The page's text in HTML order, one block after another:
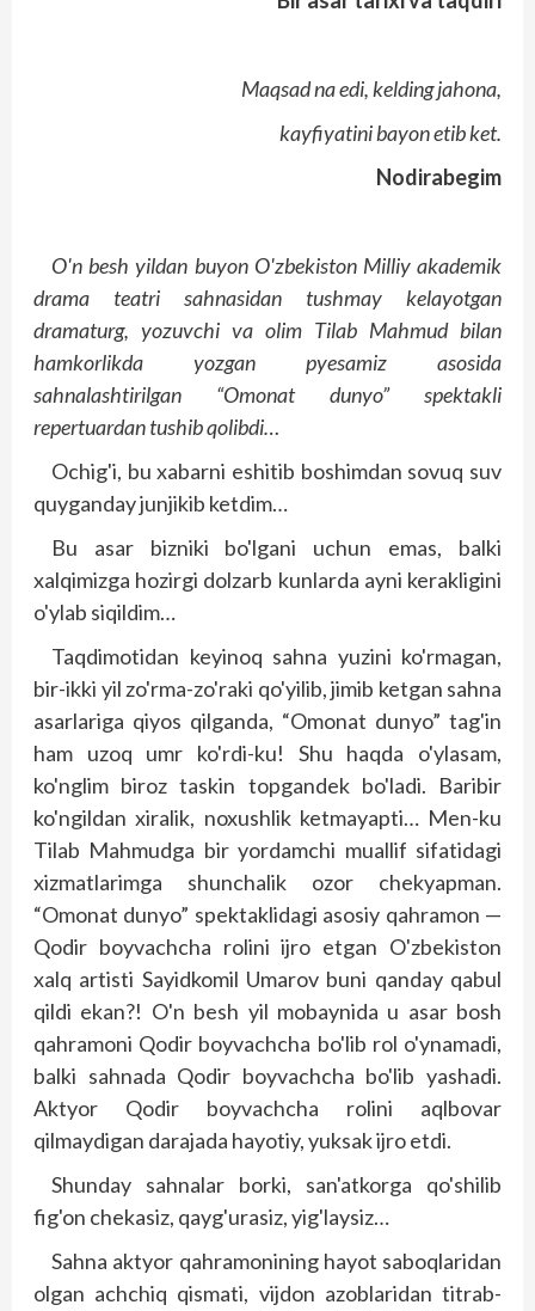
Maqsad na edi, kelding jahona,
kayfiyatini bayon etib ket.
Nodirabegim
O'n besh yildan buyon O'zbekiston Milliy akademik
drama teatri sahnasidan tushmay kelayotgan
dramaturg, yozuvchi va olim Tilab Mahmud bilan
hamkorlikda yozgan pyesamiz asosida
sahnalashtirilgan “Omonat dunyo” spektakli
repertuardan tushib qolibdi…
Ochig'i, bu xabarni eshitib boshimdan sovuq suv
quyganday junjikib ketdim…
Bu asar bizniki bo'lgani uchun emas, balki
xalqimizga hozirgi dolzarb kunlarda ayni kerakligini
o'ylab siqildim…
Taqdimotidan keyinoq sahna yuzini ko'rmagan,
bir-ikki yil zo'rma-zo'raki qo'yilib, jimib ketgan sahna
asarlariga qiyos qilganda, “Omonat dunyo” tag'in
ham uzoq umr ko'rdi-ku! Shu haqda o'ylasam,
ko'nglim biroz taskin top­gandek bo'ladi. Baribir
ko'ngildan xiralik, noxushlik ketmayapti… Men-ku
Tilab Mahmudga bir yordamchi muallif sifatidagi
xizmatlarimga shunchalik ozor chekyap­man.
“Omonat dunyo” spektaklidagi asosiy qahramon —
Qodir boyvachcha rolini ijro etgan O'zbekiston
xalq artis­ti Sayid­komil Umarov buni qanday qabul
qildi ekan?! O'n besh yil mobaynida u asar bosh
qahramoni Qodir boyvachcha bo'lib rol o'ynamadi,
balki sahnada Qodir boyvachcha bo'lib yashadi.
Aktyor Qodir boyvachcha rolini aqlbovar
qilmaydigan darajada hayotiy, yuksak ijro etdi.
Shunday sahnalar borki, san'atkorga qo'shilib
fig'on chekasiz, qayg'urasiz, yig'laysiz…
Sahna aktyor qahramonining hayot saboqlaridan
olgan achchiq qismati, vijdon azoblaridan titrab-